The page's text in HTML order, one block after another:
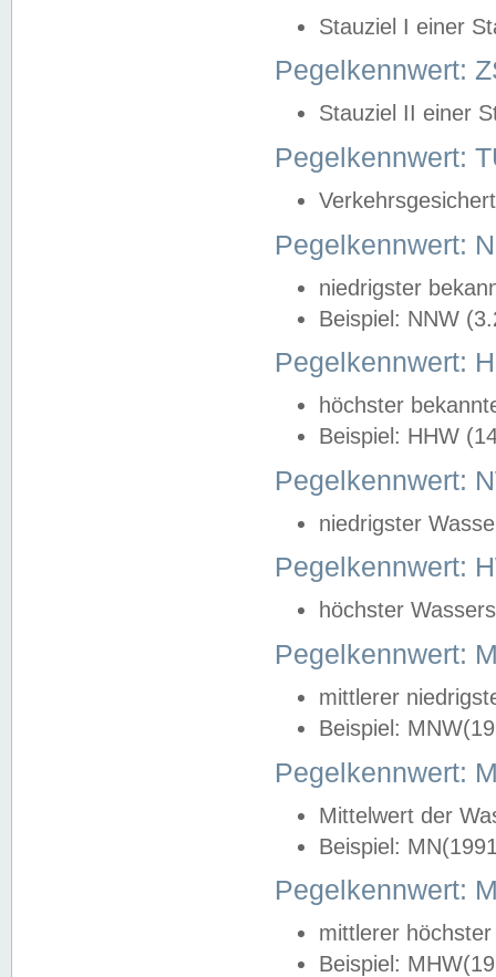
Stauziel I einer
Pegelkennwert:
Stauziel II einer
Pegelkennwert:
Pegelkennwert:
niedrigster
Beispiel: NNW
Pegelkennwert:
höchster
Beispiel: HHW
Pegelkennwert:
niedrigster
Pegelkennwert:
höchster
Pegelkennwert:
mittlerer
Beispiel:
Pegelkennwert:
Mittelwert der
Beispiel:
Pegelkennwert:
mittlerer
Beispiel: